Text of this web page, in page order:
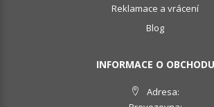
Reklamace a vrácení
Blog
INFORMACE O OBCHODU
Adresa: